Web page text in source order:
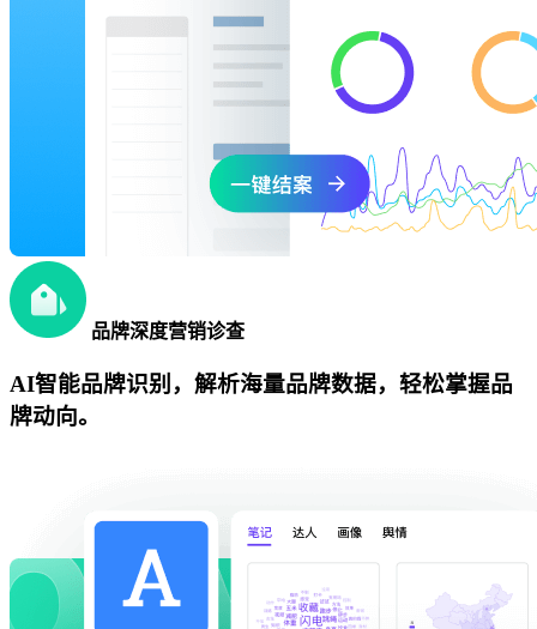
品牌深度营销诊查
AI智能品牌识别，解析海量品牌数据，轻松掌握品
牌动向。